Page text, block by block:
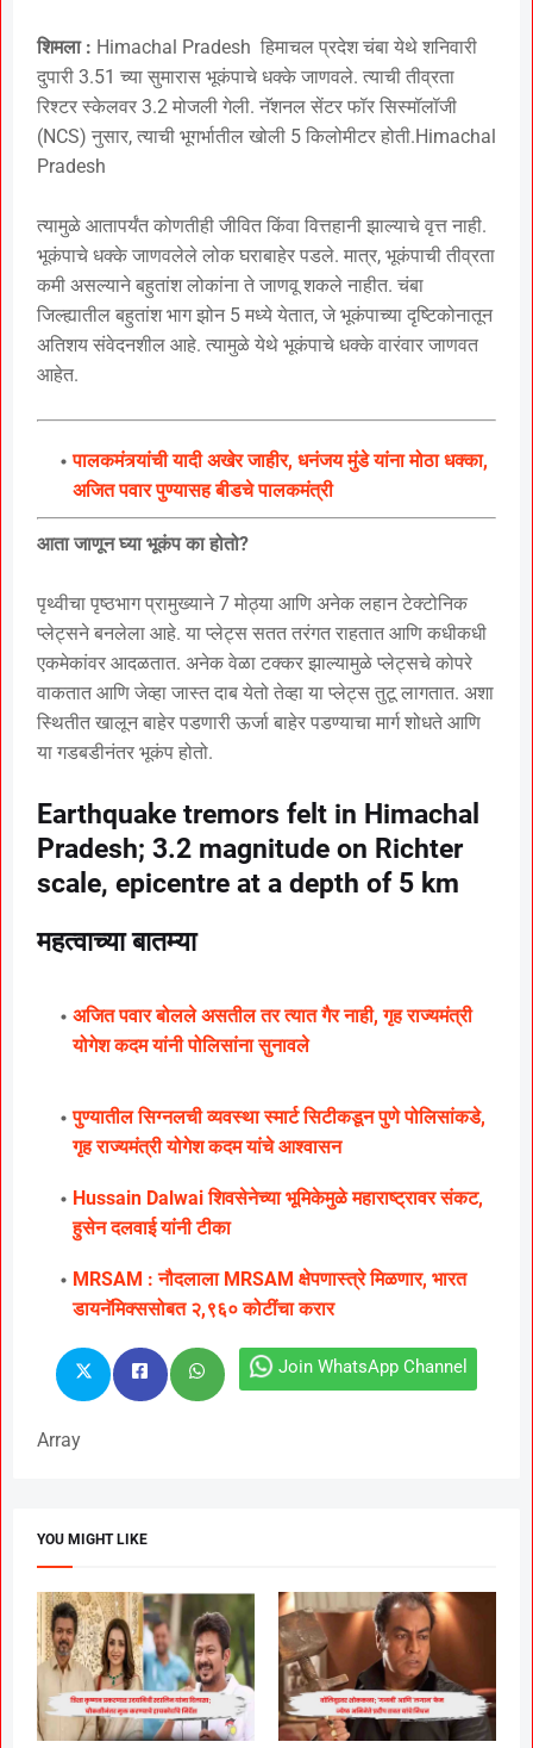
शिमला : Himachal Pradesh हिमाचल प्रदेश चंबा येथे शनिवारी
दुपारी 3.51 च्या सुमारास भूकंपाचे धक्के जाणवले. त्याची तीव्रता
रिश्टर स्केलवर 3.2 मोजली गेली. नॅशनल सेंटर फॉर सिस्मॉलॉजी
(NCS) नुसार, त्याची भूगर्भातील खोली 5 किलोमीटर होती.Himachal
Pradesh
त्यामुळे आतापर्यंत कोणतीही जीवित किंवा वित्तहानी झाल्याचे वृत्त नाही.
भूकंपाचे धक्के जाणवलेले लोक घराबाहेर पडले. मात्र, भूकंपाची तीव्रता
कमी असल्याने बहुतांश लोकांना ते जाणवू शकले नाहीत. चंबा
जिल्ह्यातील बहुतांश भाग झोन 5 मध्ये येतात, जे भूकंपाच्या दृष्टिकोनातून
अतिशय संवेदनशील आहे. त्यामुळे येथे भूकंपाचे धक्के वारंवार जाणवत
आहेत.
पालकमंत्र्यांची यादी अखेर जाहीर, धनंजय मुंडे यांना मोठा धक्का,
अजित पवार पुण्यासह बीडचे पालकमंत्री
आता जाणून घ्या भूकंप का होतो?
पृथ्वीचा पृष्ठभाग प्रामुख्याने 7 मोठ्या आणि अनेक लहान टेक्टोनिक
प्लेट्सने बनलेला आहे. या प्लेट्स सतत तरंगत राहतात आणि कधीकधी
एकमेकांवर आदळतात. अनेक वेळा टक्कर झाल्यामुळे प्लेट्सचे कोपरे
वाकतात आणि जेव्हा जास्त दाब येतो तेव्हा या प्लेट्स तुटू लागतात. अशा
स्थितीत खालून बाहेर पडणारी ऊर्जा बाहेर पडण्याचा मार्ग शोधते आणि
या गडबडीनंतर भूकंप होतो.
Earthquake tremors felt in Himachal
Pradesh; 3.2 magnitude on Richter
scale, epicentre at a depth of 5 km
महत्वाच्या बातम्या
अजित पवार बोलले असतील तर त्यात गैर नाही, गृह राज्यमंत्री
योगेश कदम यांनी पोलिसांना सुनावले
पुण्यातील सिग्नलची व्यवस्था स्मार्ट सिटीकडून पुणे पोलिसांकडे,
गृह राज्यमंत्री योगेश कदम यांचे आश्वासन
Hussain Dalwai शिवसेनेच्या भूमिकेमुळे महाराष्ट्रावर संकट,
हुसेन दलवाई यांनी टीका
MRSAM : नौदलाला MRSAM क्षेपणास्त्रे मिळणार, भारत
डायनॅमिक्ससोबत २,९६० कोटींचा करार
Join WhatsApp Channel
Array
YOU MIGHT LIKE